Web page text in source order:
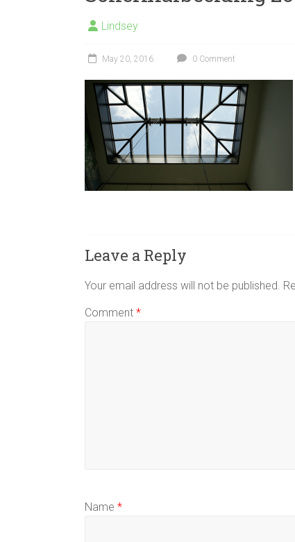
Lindsey
May 20, 2016 0 Comment
Leave a Reply
Your email address will not be published.
Comment *
Name *